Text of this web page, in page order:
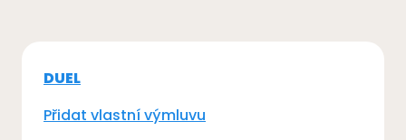
DUEL
Přidat vlastní výmluvu